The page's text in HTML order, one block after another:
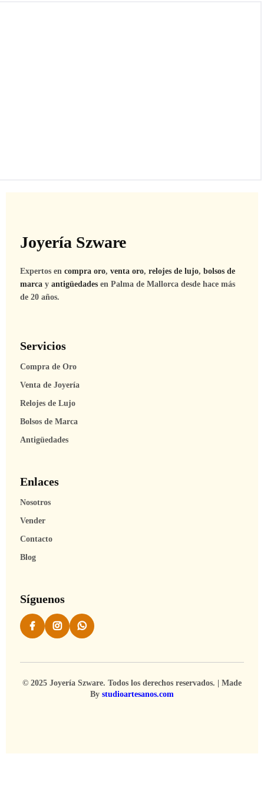
Joyería Szware
Expertos en compra oro, venta oro, relojes de lujo, bolsos de
marca y antigüedades en Palma de Mallorca desde hace más
de 20 años.
Servicios
Compra de Oro
Venta de Joyería
Relojes de Lujo
Bolsos de Marca
Antigüedades
Enlaces
Nosotros
Vender
Contacto
Blog
Síguenos
© 2025 Joyería Szware. Todos los derechos reservados. | Made
By studioartesanos.com